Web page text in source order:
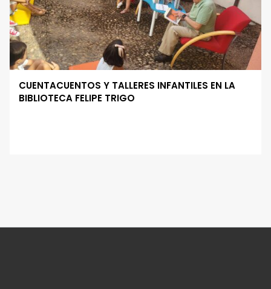
CUENTACUENTOS Y TALLERES INFANTILES EN LA
BIBLIOTECA FELIPE TRIGO